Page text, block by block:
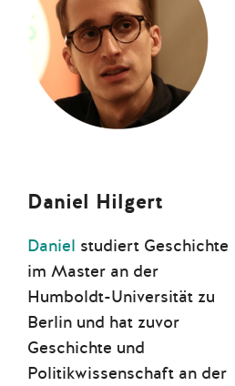
Daniel Hilgert
Daniel studiert Geschichte
im Master an der
Humboldt-Universität zu
Berlin und hat zuvor
Geschichte und
Politikwissenschaft an der